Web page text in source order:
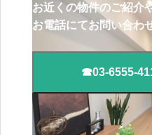
お近くの物件のご紹介
お電話にてお問い合わ
☎03-6555-